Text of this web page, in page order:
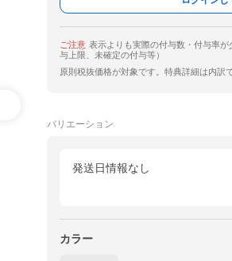
ご注意 表示よりも実際の付与数・付与率
与上限、未確定の付与等）
原則税抜価格が対象です。特典詳細は内訳
バリエーション
発送日情報なし
カラー